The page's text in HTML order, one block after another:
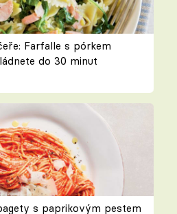
Farfalle s pórkem
do 30 minut
s paprikovým pestem